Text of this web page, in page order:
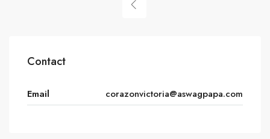
Contact
Email corazonvictoria@aswagpapa.com